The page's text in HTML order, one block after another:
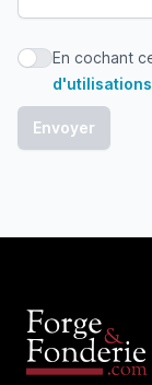
En cochant
En cochant
d'utilisations